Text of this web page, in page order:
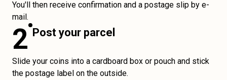
You'll then receive confirmation and a postage slip by e-
mail.
2 Post your parcel
Slide your coins into a cardboard box or pouch and stick
the postage label on the outside.